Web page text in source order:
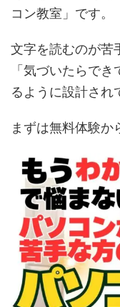
コン教室」です。
文字を読むのが苦
「気づいたらで
るように設計され
まずは無料体験か